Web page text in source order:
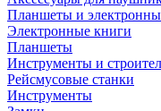
Планшеты и
Электронные книги
Планшеты
Инструменты и
Рейсмусовые станки
Инструменты